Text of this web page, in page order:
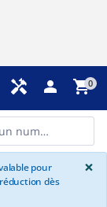
handyman person shopping_cart0
pour
dès
×